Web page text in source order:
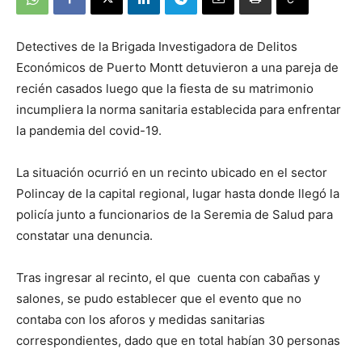
Detectives de la Brigada Investigadora de Delitos
Económicos de Puerto Montt detuvieron a una pareja de
recién casados luego que la fiesta de su matrimonio
incumpliera la norma sanitaria establecida para enfrentar
la pandemia del covid-19.
La situación ocurrió en un recinto ubicado en el sector
Polincay de la capital regional, lugar hasta donde llegó la
policía junto a funcionarios de la Seremia de Salud para
constatar una denuncia.
Tras ingresar al recinto, el que cuenta con cabañas y
salones, se pudo establecer que el evento que no
contaba con los aforos y medidas sanitarias
correspondientes, dado que en total habían 30 personas